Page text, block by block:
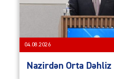
04.08.2026
Nazirdən Orta Dəhliz